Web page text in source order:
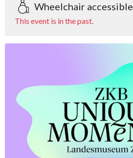
Wheelchair accessible
This event is in the past.